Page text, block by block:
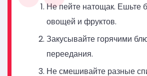
Не пейте натощак. Ешьте
овощей и фруктов.
Закусывайте горячими
переедания.
Не смешивайте разные